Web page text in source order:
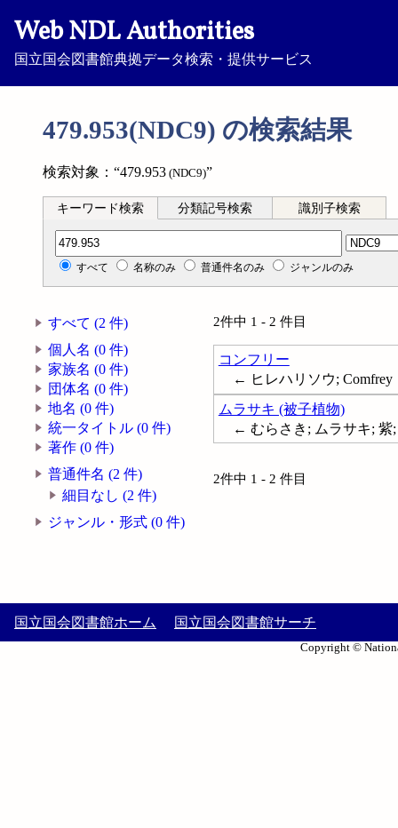
Web NDL Authorities
国立国会図書館典拠データ検索・提供サービス
479.953(NDC9) の検索結果
検索対象：“479.953 (NDC9)”
キーワード検索 分類記号検索 識別子検索
分類記号検索
すべて 名称のみ 普通件名のみ ジャンルのみ
すべて (2 件)
個人名 (0 件)
家族名 (0 件)
団体名 (0 件)
地名 (0 件)
統一タイトル (0 件)
著作 (0 件)
普通件名 (2 件)
細目なし (2 件)
ジャンル・形式 (0 件)
2件中 1 - 2 件目
コンフリー
← ヒレハリソウ; Comfrey
ムラサキ (被子植物)
← むらさき; ムラサキ; 紫
2件中 1 - 2 件目
国立国会図書館ホーム 国立国会図書館サーチ
Copyright ©